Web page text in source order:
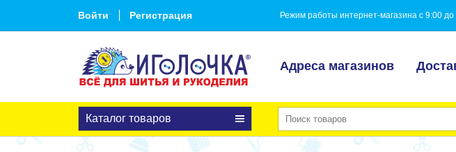
Войти Регистрация Режим работы интернет-магазина с 9:00
Адреса магазинов
Каталог товаров